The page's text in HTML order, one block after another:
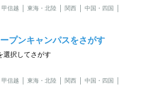
甲信越 東海・北陸 関西
中国・四国
プンキャンパスをさがす
選択してさがす
甲信越 東海・北陸 関西
中国・四国